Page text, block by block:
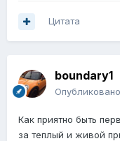
Цитата
boundary1
Опубликовано
Как приятно быть
за теплый и живой